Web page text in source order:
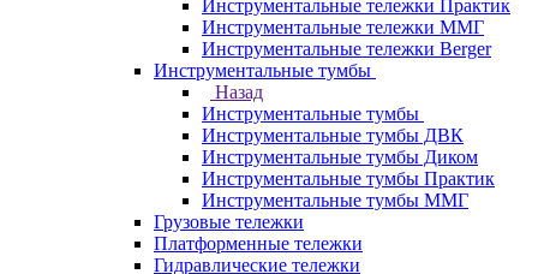
Инструментальные тележки Практик
Инструментальные тележки ММГ
Инструментальные тележки Berger
Инструментальные тумбы
Назад
Инструментальные тумбы
Инструментальные тумбы ДВК
Инструментальные тумбы Диком
Инструментальные тумбы Практик
Инструментальные тумбы ММГ
Грузовые тележки
Платформенные тележки
Гидравлические тележки